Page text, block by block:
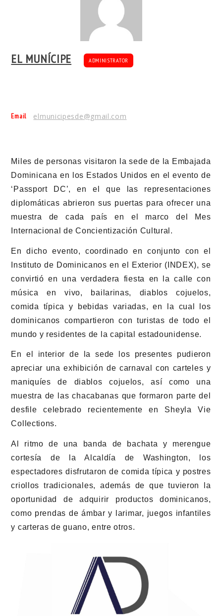
EL MUNÍCIPE ADMINISTRATOR
Email elmunicipesde@gmail.com
Miles de personas visitaron la sede de la Embajada
Dominicana en los Estados Unidos en el evento de
‘Passport DC’, en el que las representaciones
diplomáticas abrieron sus puertas para ofrecer una
muestra de cada país en el marco del Mes
Internacional de Concientización Cultural.
En dicho evento, coordinado en conjunto con el
Instituto de Dominicanos en el Exterior (INDEX), se
convirtió en una verdadera fiesta en la calle con
música en vivo, bailarinas, diablos cojuelos,
comida típica y bebidas variadas, en la cual los
dominicanos compartieron con turistas de todo el
mundo y residentes de la capital estadounidense.
En el interior de la sede los presentes pudieron
apreciar una exhibición de carnaval con carteles y
maniquíes de diablos cojuelos, así como una
muestra de las chacabanas que formaron parte del
desfile celebrado recientemente en Sheyla Vie
Collections.
Al ritmo de una banda de bachata y merengue
cortesía de la Alcaldía de Washington, los
espectadores disfrutaron de comida típica y postres
criollos tradicionales, además de que tuvieron la
oportunidad de adquirir productos dominicanos,
como prendas de ámbar y larimar, juegos infantiles
y carteras de guano, entre otros.